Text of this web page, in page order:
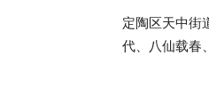
定陶区天中街
代、八仙载春